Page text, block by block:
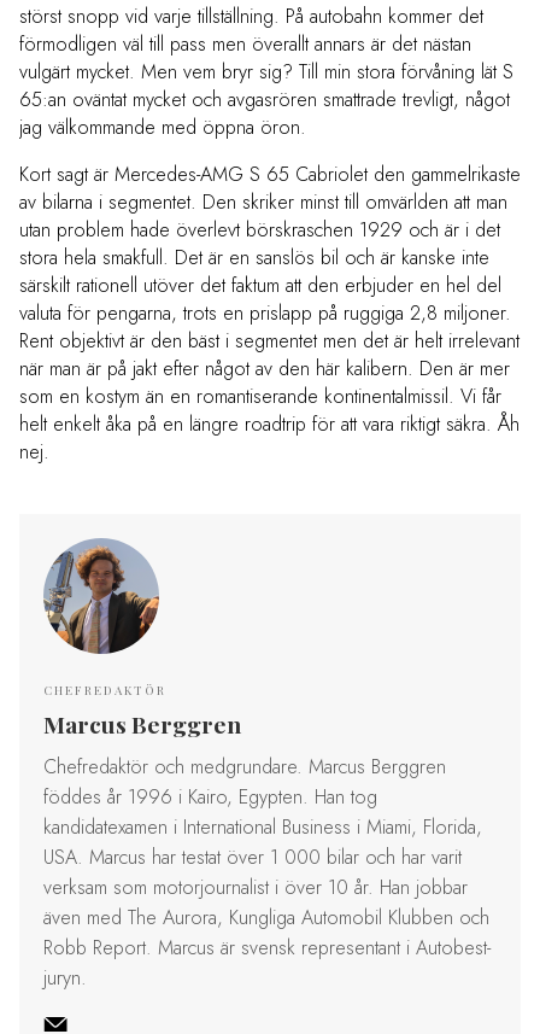
störst snopp vid varje tillställning. På autobahn kommer det
förmodligen väl till pass men överallt annars är det nästan
vulgärt mycket. Men vem bryr sig? Till min stora förvåning lät S
65:an oväntat mycket och avgasrören smattrade trevligt, något
jag välkommande med öppna öron.
Kort sagt är Mercedes-AMG S 65 Cabriolet den gammelrikaste
av bilarna i segmentet. Den skriker minst till omvärlden att man
utan problem hade överlevt börskraschen 1929 och är i det
stora hela smakfull. Det är en sanslös bil och är kanske inte
särskilt rationell utöver det faktum att den erbjuder en hel del
valuta för pengarna, trots en prislapp på ruggiga 2,8 miljoner.
Rent objektivt är den bäst i segmentet men det är helt irrelevant
när man är på jakt efter något av den här kalibern. Den är mer
som en kostym än en romantiserande kontinentalmissil. Vi får
helt enkelt åka på en längre roadtrip för att vara riktigt säkra. Åh
nej.
CHEFREDAKTÖR
Marcus Berggren
Chefredaktör och medgrundare. Marcus Berggren
föddes år 1996 i Kairo, Egypten. Han tog
kandidatexamen i International Business i Miami, Florida,
USA. Marcus har testat över 1 000 bilar och har varit
verksam som motorjournalist i över 10 år. Han jobbar
även med The Aurora, Kungliga Automobil Klubben och
Robb Report. Marcus är svensk representant i Autobest-
juryn.